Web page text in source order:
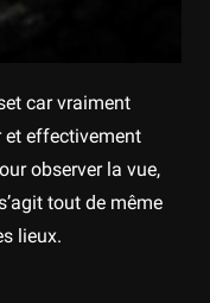
car vraiment
et effectivement
observer la vue,
tout de même
lieux.